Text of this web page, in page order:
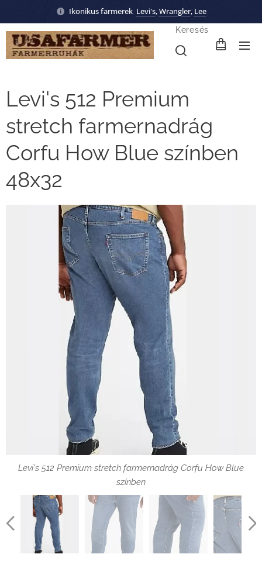
Ikonikus farmerek Levi's,Wrangler, Lee
Keresés
Levi's 512 Premium
stretch farmernadrág
Corfu How Blue színben
48x32
Levi's 512 Premium stretch farmernadrág Corfu How Blue
színben
Levi's 512 Premium stretch farmernadrág Corfu How Blue
színben oldalról
Levi's 512 Premium stretch farmernadrág Corfu How Blue
színben zseb